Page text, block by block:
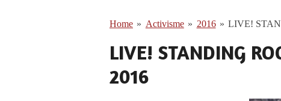
Home » Activisme » 2016 » LIVE!
LIVE! STANDING
2016